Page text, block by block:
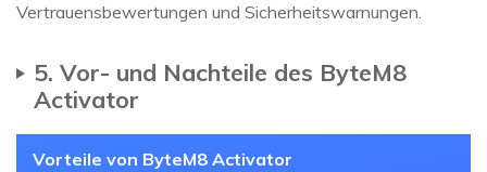
Vertrauensbewertungen und Sicherheitswarnungen.
5. Vor- und Nachteile des ByteM8
Activator
Vorteile von ByteM8 Activator